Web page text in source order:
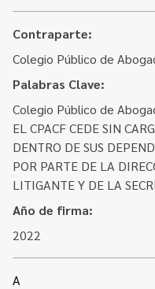
Convenios
Concursos
Pedido de Acceso a
Tenés Derechos
Recursos y Acceso a
Repositorio de
Cuento con Derechos
Transparencia
Contraparte:
Colegio Público de
Palabras Clave:
Colegio Público de
EL CPACF CEDE SIN
DENTRO DE SUS
POR PARTE DE LA
LITIGANTE Y DE LA
Año de firma:
2022
A